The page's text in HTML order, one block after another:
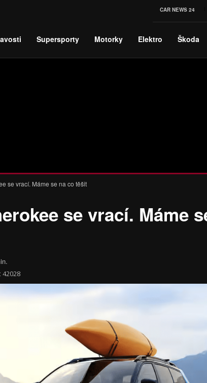
CAR NEWS 24
Supersporty Motorky Elektro Škoda
se vrací. Máme se na co těšit
se vrací. Máme
42028